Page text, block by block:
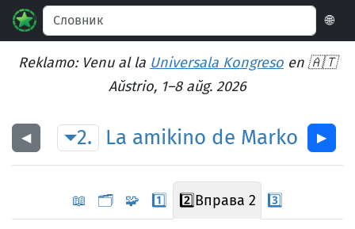
🌐
Reklamo: Venu al la Universala Kongreso en 🇦🇹
Aŭstrio, 1–8 aŭg. 2026
◀︎ 2. La amikino de Marko ▶︎
📖 🗂️ 🧩 1️⃣ 2️⃣Вправа 2 3️⃣